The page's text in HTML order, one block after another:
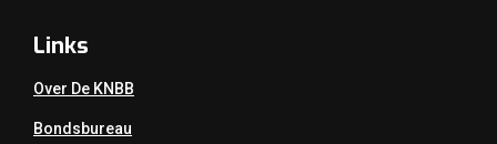
Links
Over De KNBB
Bondsbureau